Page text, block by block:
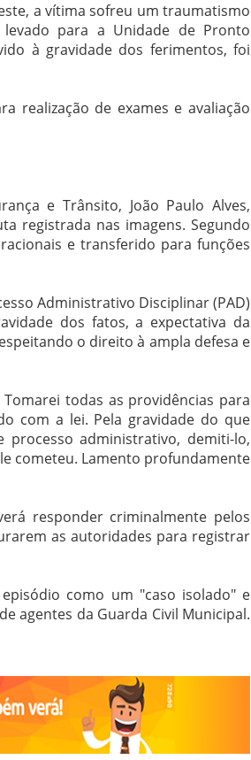
a vítima sofreu um traumatismo
para a Unidade de Pronto
à gravidade dos ferimentos, foi
realização de exames e avaliação
e Trânsito, João Paulo Alves,
registrada nas imagens. Segundo
e transferido para funções
Administrativo Disciplinar (PAD)
dos fatos, a expectativa da
o direito à ampla defesa e
todas as providências para
com a lei. Pela gravidade do que
administrativo, demiti-lo,
cometeu. Lamento profundamente
responder criminalmente pelos
as autoridades para registrar
como um "caso isolado" e
agentes da Guarda Civil Municipal.